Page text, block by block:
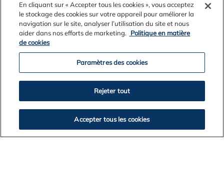
En cliquant sur « Accepter tous les cookies », vous acceptez
le stockage des cookies sur votre appareil pour améliorer la
navigation sur le site, analyser l’utilisation du site et nous
aider dans nos efforts de marketing.
Politique en matière
de cookies
Paramètres des cookies
Rejeter tout
Accepter tous les cookies